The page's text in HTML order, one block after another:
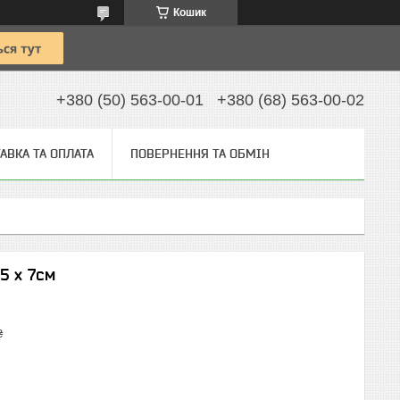
Кошик
+380 (50) 563-00-01 +380 (68) 563-00-02
ТА ОПЛАТА ПОВЕРНЕННЯ ТА ОБМІН
x 7см